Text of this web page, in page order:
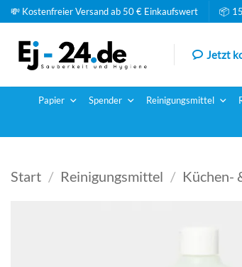
Zum
springen
💸 Kostenfreier Versand ab 50 € Einkaufswert 📦
Jetzt
Papier Spender Reinigungsmittel
Start / Reinigungsmittel / Küchen-